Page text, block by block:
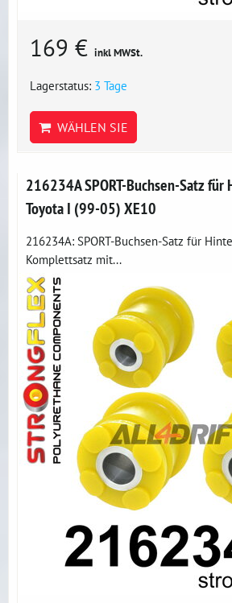
169 € inkl MWSt.
Lagerstatus: 3 Tage
WÄHLEN SIE
216234A SPORT-Buchsen-Satz für
Toyota I (99-05) XE10
216234A: SPORT-Buchsen-Satz für
Komplettsatz mit...